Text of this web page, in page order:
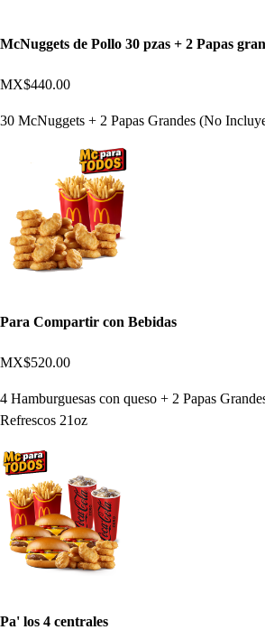
McNuggets de Pollo 30 pzas + 2 Papas
MX$440.00
30 McNuggets + 2 Papas Grandes (No
Para Compartir con Bebidas
MX$520.00
4 Hamburguesas con queso + 2 Papas
Refrescos 21oz
Pa' los 4 centrales